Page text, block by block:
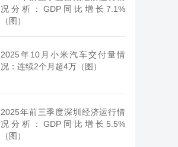
况分析：GDP同比增长7.1%
（图）
2025年10月小米汽车交付量情
况：连续2个月超4万（图）
2025年前三季度深圳经济运行情
况分析：GDP同比增长5.5%
（图）